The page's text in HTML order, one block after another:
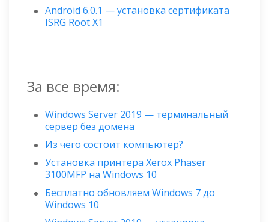
Android 6.0.1 — установка сертификата
ISRG Root X1
За все время:
Windows Server 2019 — терминальный
сервер без домена
Из чего состоит компьютер?
Установка принтера Xerox Phaser
3100MFP на Windows 10
Бесплатно обновляем Windows 7 до
Windows 10